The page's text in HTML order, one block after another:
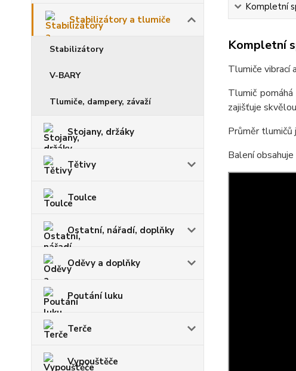
Stabilizátory a tlumiče
Stabilizátory
V-BARY
Tlumiče, dampery, závaží
Stojany, držáky
Tětivy
Toulce
Ostatní, nářadí, doplňky
Oděvy a doplňky
Poutání luku
Terče
Vypouštěče
Kompletní
Kompletní
Tlumiče vibrací
Tlumič
zajišťuje
Průměr tlumičů
Balení